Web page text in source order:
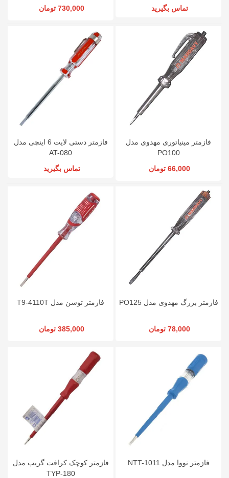
تماس بگیرید 730,000 تومان
فازمتر مینیاتوری مهدوی مدل
PO100
66,000 تومان
فازمتر دستی لایت 6 اینچی مدل
AT-080
تماس بگیرید
فازمتر بزرگ مهدوی مدل PO125
78,000 تومان
فازمتر توسن مدل T9-4110T
385,000 تومان
فازمتر نووا مدل NTT-1011
فازمتر کوچک کرافت گریپ مدل
180-TYP